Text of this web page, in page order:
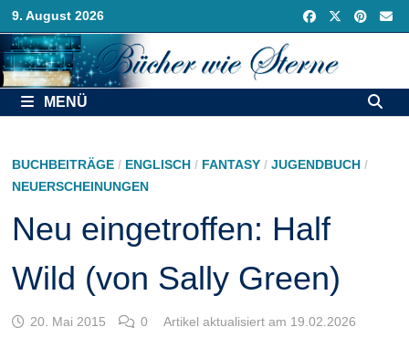
Zurück
zum
Inhalt
9. August 2026
MENÜ
BUCHBEITRÄGE/ ENGLISCH/ FANTASY/ JUGENDBUCH/
NEUERSCHEINUNGEN
Neu eingetroffen: Half
Wild (von Sally Green)
20. Mai 2015 0 Artikel aktualisiert am 19.02.2026